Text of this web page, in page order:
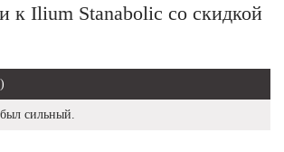
к Ilium Stanabolic со скидкой
сильный.